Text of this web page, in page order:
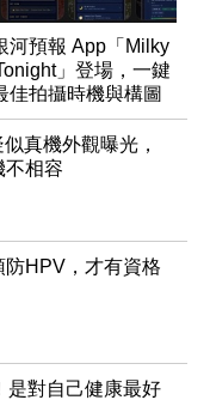
河預報 App「Milky
」登場，一鍵
佳拍攝時機與構圖
真機外觀曝光，
不相容
防HPV，才有資格
是對自己健康最好